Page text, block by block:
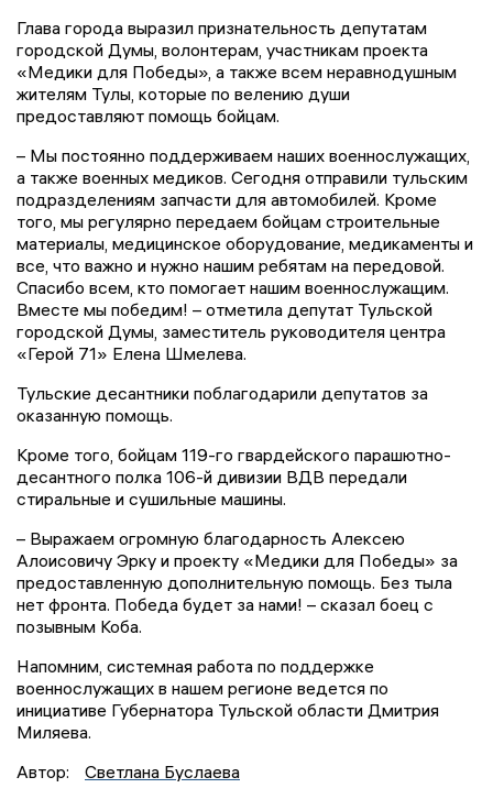
Глава города выразил признательность депутатам
городской Думы, волонтерам, участникам проекта
«Медики для Победы», а также всем неравнодушным
жителям Тулы, которые по велению души
предоставляют помощь бойцам.
– Мы постоянно поддерживаем наших военнослужащих,
а также военных медиков. Сегодня отправили тульским
подразделениям запчасти для автомобилей. Кроме
того, мы регулярно передаем бойцам строительные
материалы, медицинское оборудование, медикаменты и
все, что важно и нужно нашим ребятам на передовой.
Спасибо всем, кто помогает нашим военнослужащим.
Вместе мы победим! – отметила депутат Тульской
городской Думы, заместитель руководителя центра
«Герой 71» Елена Шмелева.
Тульские десантники поблагодарили депутатов за
оказанную помощь.
Кроме того, бойцам 119-го гвардейского парашютно-
десантного полка 106-й дивизии ВДВ передали
стиральные и сушильные машины.
– Выражаем огромную благодарность Алексею
Алоисовичу Эрку и проекту «Медики для Победы» за
предоставленную дополнительную помощь. Без тыла
нет фронта. Победа будет за нами! – сказал боец с
позывным Коба.
Напомним, системная работа по поддержке
военнослужащих в нашем регионе ведется по
инициативе Губернатора Тульской области Дмитрия
Миляева.
Автор:
Светлана Буслаева